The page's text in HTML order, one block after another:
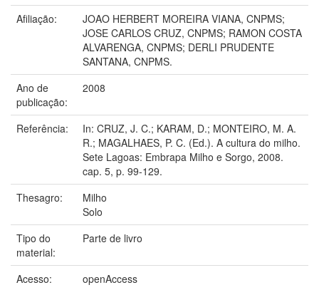
Afiliação:
JOAO HERBERT MOREIRA VIANA, CNPMS;
JOSE CARLOS CRUZ, CNPMS; RAMON COSTA
ALVARENGA, CNPMS; DERLI PRUDENTE
SANTANA, CNPMS.
Ano de
publicação:
2008
Referência:
In: CRUZ, J. C.; KARAM, D.; MONTEIRO, M. A.
R.; MAGALHAES, P. C. (Ed.). A cultura do milho.
Sete Lagoas: Embrapa Milho e Sorgo, 2008.
cap. 5, p. 99-129.
Thesagro:
Milho
Solo
Tipo do
material:
Parte de livro
Acesso:
openAccess